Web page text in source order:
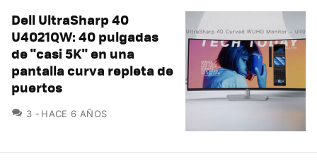
Dell UltraSharp 40
U4021QW: 40 pulgadas
de "casi 5K" en una
pantalla curva repleta de
puertos
3 COMENTARIOS
HACE 6 AÑOS